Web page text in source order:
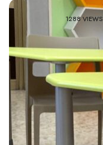
1288 VIEWS